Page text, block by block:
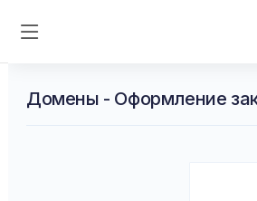
Домены - Оформление